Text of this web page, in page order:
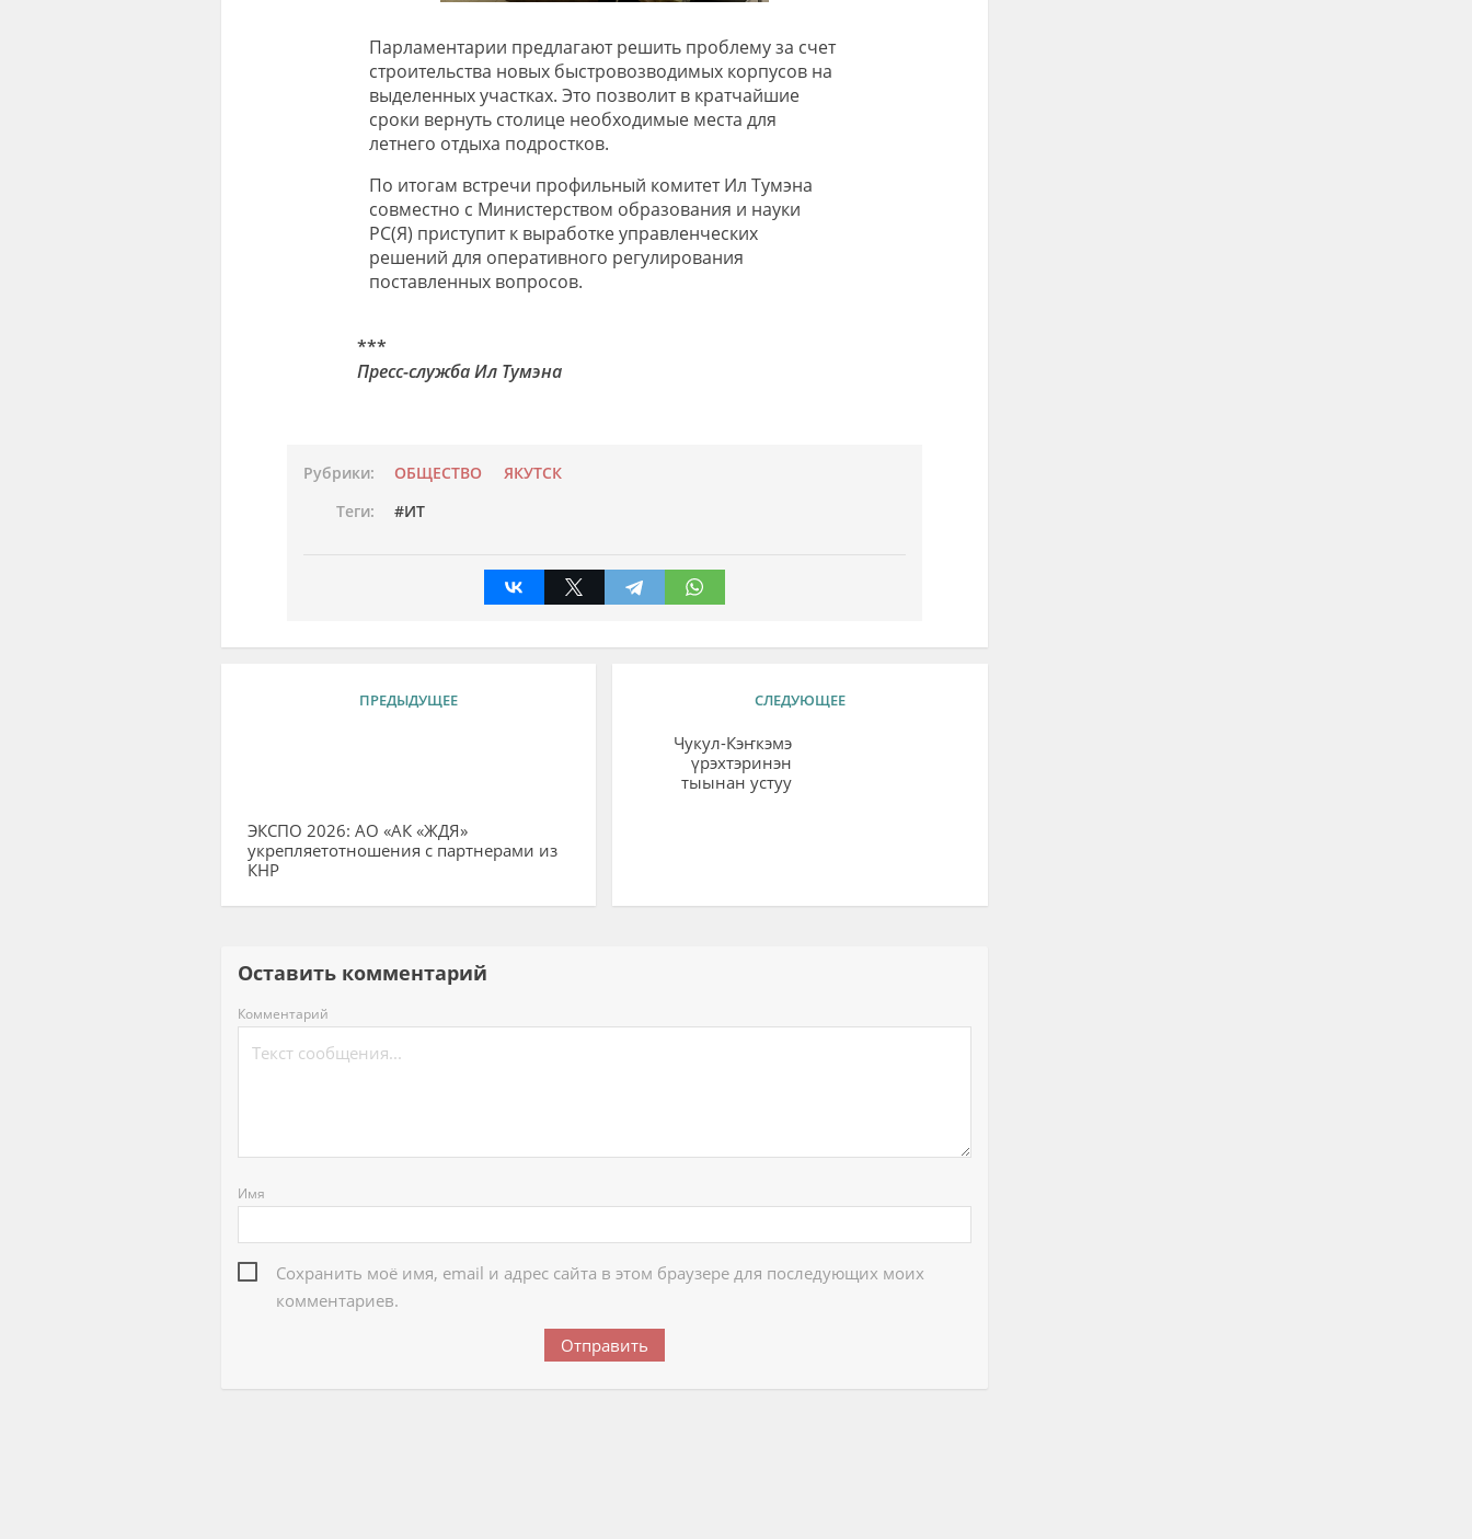
Парламентарии предлагают решить проблему за счет
строительства новых быстровозводимых корпусов на
выделенных участках. Это позволит в кратчайшие
сроки вернуть столице необходимые места для
летнего отдыха подростков.
По итогам встречи профильный комитет Ил Тумэна
совместно с Министерством образования и науки
РС(Я) приступит к выработке управленческих
решений для оперативного регулирования
поставленных вопросов.
***
Пресс-служба Ил Тумэна
Рубрики: ОБЩЕСТВО
ЯКУТСК
Теги:
ИТ
ПРЕДЫДУЩЕЕ
ЭКСПО 2026: АО «АК «ЖДЯ»
укрепляетотношения с партнерами из
КНР
СЛЕДУЮЩЕЕ
Чукул-Кэҥкэмэ
үрэхтэринэн
тыынан устуу
Оставить комментарий
Комментарий
Имя
Сохранить моё имя, email и адрес сайта в этом браузере для последующих моих
комментариев.